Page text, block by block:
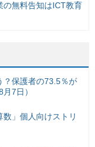
の無料告知はICT教育
？保護者の73.5％が
7日）
」個人向けストリ